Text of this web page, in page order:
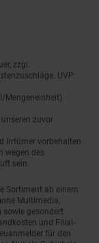
zzgl.
UVP:
Mengeneinheit)
zuvor
Irrtümer vorbehalten.
wegen des
sein.
Sortiment ab einem
Multimedia,
sowie gesondert
und Filial-
für den